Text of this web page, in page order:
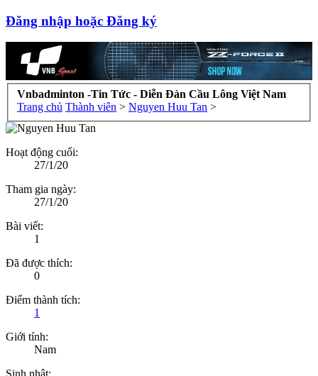
Đăng nhập hoặc Đăng ký
Vnbadminton -Tin Tức - Diễn Đàn Cầu Lông Việt Nam
Trang chủ Thành viên > Nguyen Huu Tan >
Hoạt động cuối:
27/1/20
Tham gia ngày:
27/1/20
Bài viết:
1
Đã được thích:
0
Điểm thành tích:
1
Giới tính:
Nam